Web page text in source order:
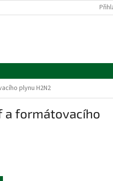
plynu H2N2
a formátovacího